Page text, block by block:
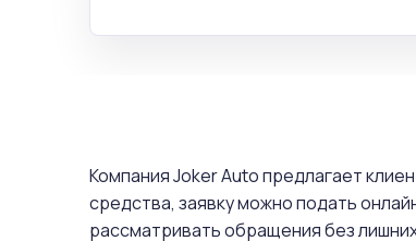
Компания Joker Auto предлагает
средства, заявку можно подать
рассматривать обращения без